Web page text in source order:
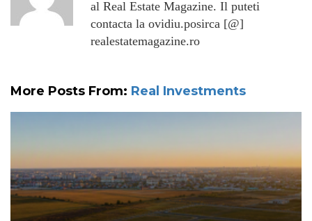
al Real Estate Magazine. Il puteti
contacta la ovidiu.posirca [@]
realestatemagazine.ro
More Posts From: Real Investments